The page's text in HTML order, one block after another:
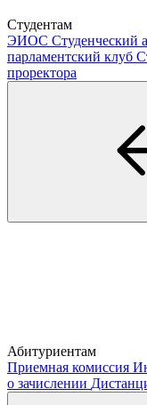
Студентам
ЭИОС Студенческий
парламентский клуб
проректора
Абитуриентам
Приемная комиссия
о зачислении